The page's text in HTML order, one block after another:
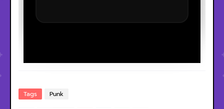
Tags Punk